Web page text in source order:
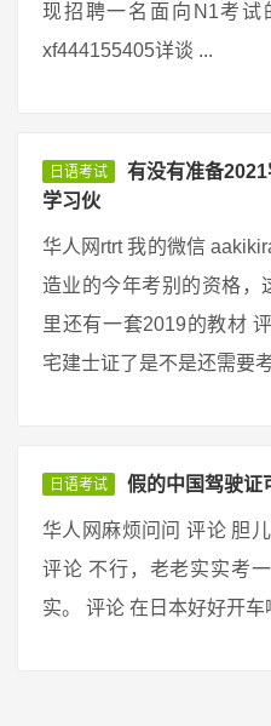
现招聘一名面向N1考试
xf444155405详谈 ...
日语考试
有没有准备
学习伙
华人网rtrt 我的微信
造业的今年考别的资格，
里还有一套2019的教材
宅建士证了是不是还需要
日语考试 假的中国驾驶证
华人网麻烦问问 评论 胆
评论 不行，老老实实考
实。 评论 在日本好好开车